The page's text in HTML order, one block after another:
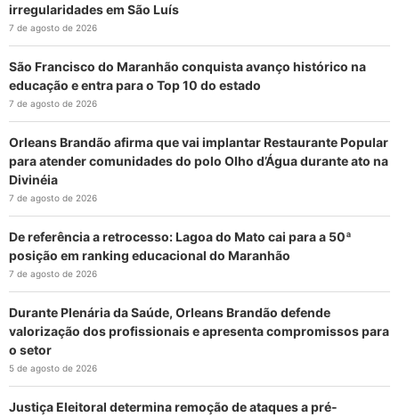
irregularidades em São Luís
7 de agosto de 2026
São Francisco do Maranhão conquista avanço histórico na
educação e entra para o Top 10 do estado
7 de agosto de 2026
Orleans Brandão afirma que vai implantar Restaurante Popular
para atender comunidades do polo Olho d’Água durante ato na
Divinéia
7 de agosto de 2026
De referência a retrocesso: Lagoa do Mato cai para a 50ª
posição em ranking educacional do Maranhão
7 de agosto de 2026
Durante Plenária da Saúde, Orleans Brandão defende
valorização dos profissionais e apresenta compromissos para
o setor
5 de agosto de 2026
Justiça Eleitoral determina remoção de ataques a pré-